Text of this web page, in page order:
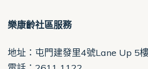
樂康齡社區服務
地址：屯門建發里4號Lane Up 5